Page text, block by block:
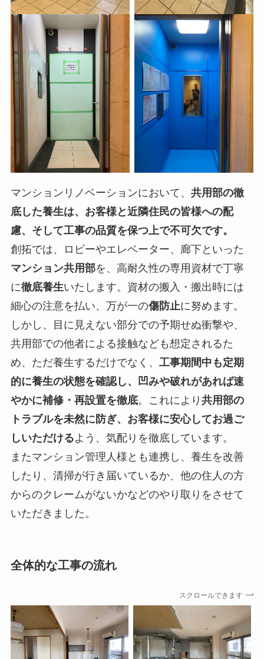
マンションリノベーションにおいて、 共用部の徹
底した養生は、お客様と近隣住民の皆様への配
慮、そして工事の品質を保つ上で不可欠です。
創拓では、ロビーやエレベーター、廊下といった
マンション共用部を、高耐久性の専用資材で丁寧
に徹底養生いたします。資材の搬入・搬出時には
細心の注意を払い、万が一の傷防止に努めます。
しかし、目に見えない部分での予期せぬ衝撃や、
共用部での他者による接触なども想定されるた
め、ただ養生するだけでなく、 工事期間中も定期
的に養生の状態を確認し、凹みや破れがあれば速
やかに補修・再設置を徹底。これにより 共用部の
トラブルを未然に防ぎ、お客様に安心してお過ご
しいただけるよう、気配りを徹底しています。
またマンション管理人様とも連携し、養生を改善
したり、清掃が行き届いているか、他の住人の方
からのクレームがないかなどのやり取りをさせて
いただきました。
全体的な工事の流れ
スクロールできます